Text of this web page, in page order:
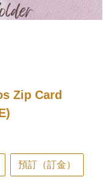
Zip Card
預訂（訂金）